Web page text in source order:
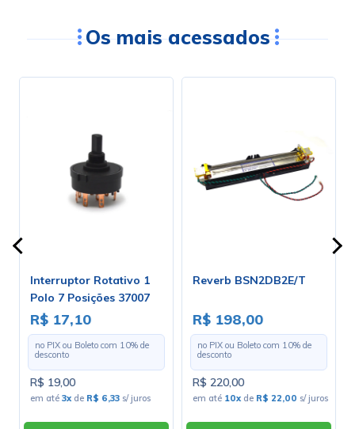
Os mais acessados
Interruptor Rotativo 1
Polo 7 Posições 37007
A1B1E1S
R$ 17,10
no PIX ou Boleto com 10% de
desconto
R$ 19,00
em até3xde R$ 6,33 s/ juros
Reverb BSN2DB2E/T
R$ 198,00
no PIX ou Boleto com 10% de
desconto
R$ 220,00
em até 10xde R$ 22,00 s/ juros